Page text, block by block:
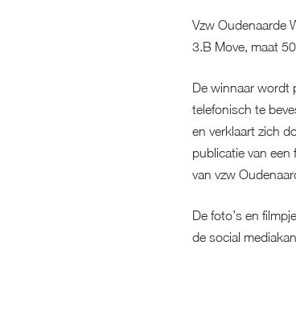
Vzw Oudenaarde
3.B Move, maat
De winnaar wordt
telefonisch te
en verklaart zich
publicatie van een
van vzw
De foto’s en
de social